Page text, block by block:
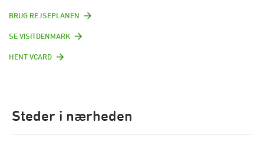
BRUG REJSEPLANEN
SE VISITDENMARK
HENT VCARD
Steder i nærheden